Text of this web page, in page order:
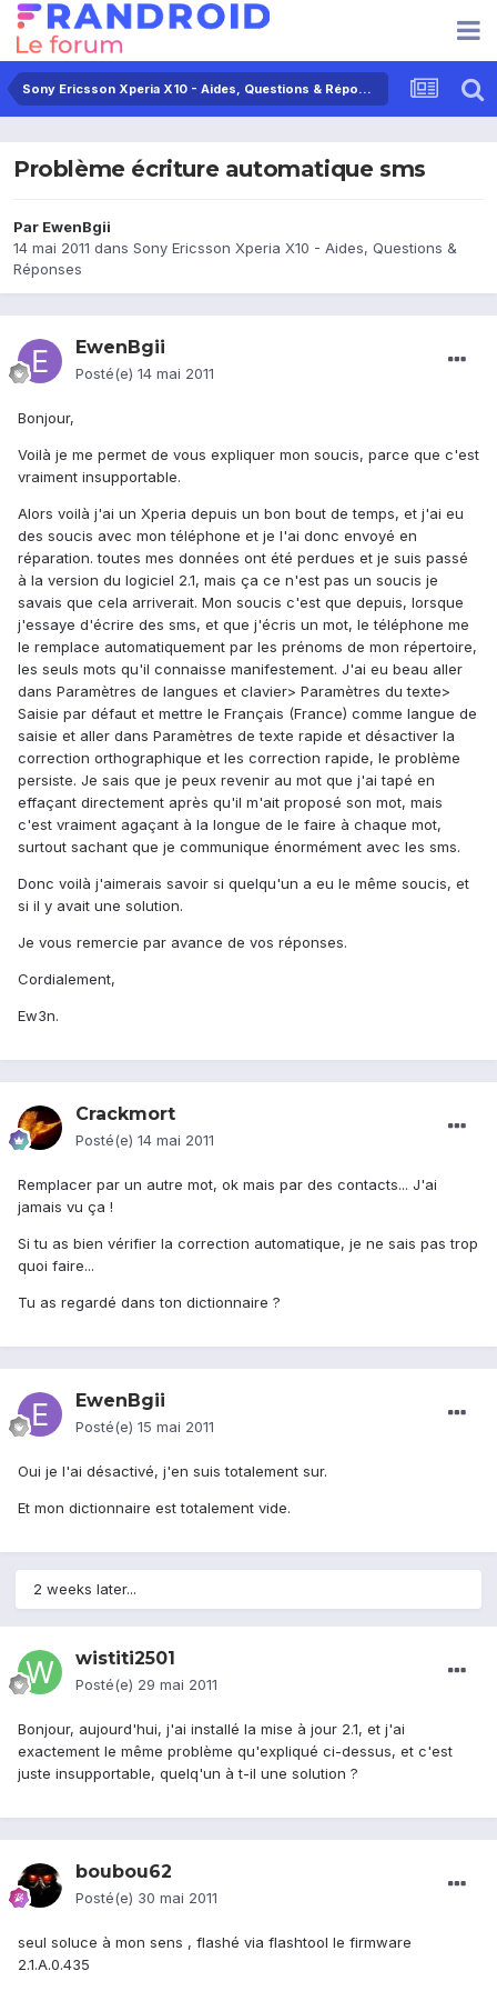
Sony Ericsson Xperia X10 - Aides, Questions & Réponses
Problème écriture automatique sms
Par EwenBgii
14 mai 2011 dans Sony Ericsson Xperia X10 - Aides, Questions &
Réponses
EwenBgii
Posté(e) 14 mai 2011
Bonjour,
Voilà je me permet de vous expliquer mon soucis, parce que c'est
vraiment insupportable.
Alors voilà j'ai un Xperia depuis un bon bout de temps, et j'ai eu
des soucis avec mon téléphone et je l'ai donc envoyé en
réparation. toutes mes données ont été perdues et je suis passé
à la version du logiciel 2.1, mais ça ce n'est pas un soucis je
savais que cela arriverait. Mon soucis c'est que depuis, lorsque
j'essaye d'écrire des sms, et que j'écris un mot, le téléphone me
le remplace automatiquement par les prénoms de mon répertoire,
les seuls mots qu'il connaisse manifestement. J'ai eu beau aller
dans Paramètres de langues et clavier> Paramètres du texte>
Saisie par défaut et mettre le Français (France) comme langue de
saisie et aller dans Paramètres de texte rapide et désactiver la
correction orthographique et les correction rapide, le problème
persiste. Je sais que je peux revenir au mot que j'ai tapé en
effaçant directement après qu'il m'ait proposé son mot, mais
c'est vraiment agaçant à la longue de le faire à chaque mot,
surtout sachant que je communique énormément avec les sms.
Donc voilà j'aimerais savoir si quelqu'un a eu le même soucis, et
si il y avait une solution.
Je vous remercie par avance de vos réponses.
Cordialement,
Ew3n.
Crackmort
Posté(e) 14 mai 2011
Remplacer par un autre mot, ok mais par des contacts... J'ai
jamais vu ça !
Si tu as bien vérifier la correction automatique, je ne sais pas trop
quoi faire...
Tu as regardé dans ton dictionnaire ?
EwenBgii
Posté(e) 15 mai 2011
Oui je l'ai désactivé, j'en suis totalement sur.
Et mon dictionnaire est totalement vide.
2 weeks later...
wistiti2501
Posté(e) 29 mai 2011
Bonjour, aujourd'hui, j'ai installé la mise à jour 2.1, et j'ai
exactement le même problème qu'expliqué ci-dessus, et c'est
juste insupportable, quelq'un à t-il une solution ?
boubou62
Posté(e) 30 mai 2011
seul soluce à mon sens , flashé via flashtool le firmware
2.1.A.0.435